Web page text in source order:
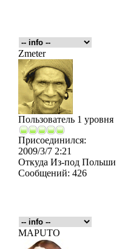
Zmeter
Пользователь 1 уровня
Присоединился:
2009/3/7 2:21
Откуда Из-под Польши
Сообщений: 426
MAPUTO